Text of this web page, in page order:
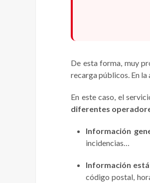
De esta forma, muy
recarga públicos. En la
En este caso, el
diferentes
Información
incidencias…
Información
código postal,